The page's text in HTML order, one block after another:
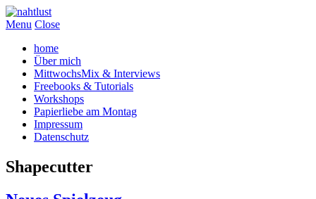
Menu Close
home
Über mich
MittwochsMix & Interviews
Freebooks & Tutorials
Workshops
Papierliebe am Montag
Impressum
Datenschutz
Shapecutter